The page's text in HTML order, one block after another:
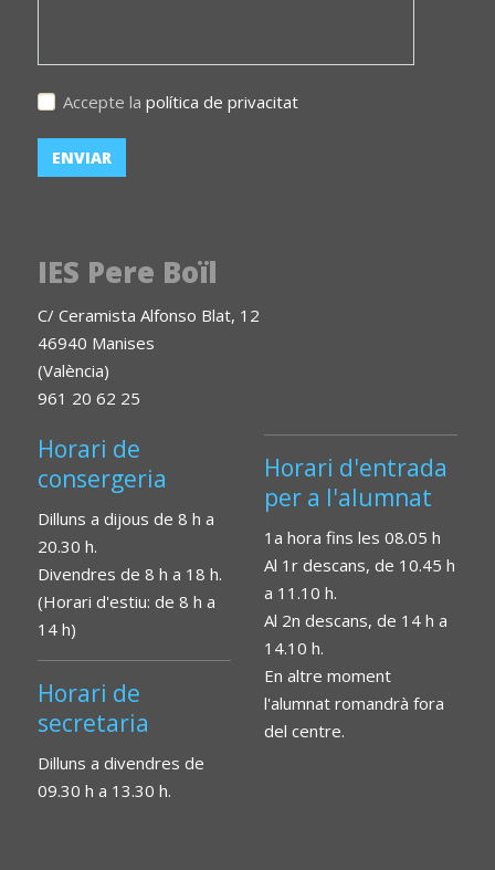
Accepte la política de privacitat
IES Pere Boïl
C/ Ceramista Alfonso Blat, 12
46940 Manises
(València)
961 20 62 25
Horari de
consergeria
Dilluns a dijous de 8 h a
20.30 h.
Divendres de 8 h a 18 h.
(Horari d'estiu: de 8 h a
14 h)
Horari de
secretaria
Dilluns a divendres de
09.30 h a 13.30 h.
Horari d'entrada
per a l'alumnat
1a hora fins les 08.05 h
Al 1r descans, de 10.45 h
a 11.10 h.
Al 2n descans, de 14 h a
14.10 h.
En altre moment
l'alumnat romandrà fora
del centre.